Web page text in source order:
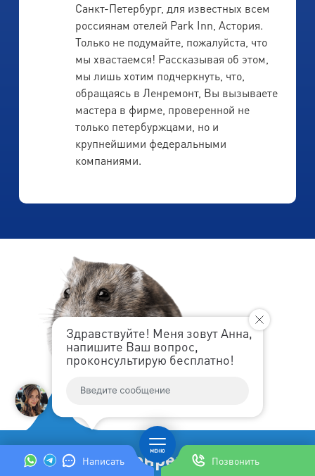
Написать Позвонить
Здравствуйте! Меня зовут Анна,
напишите Ваш вопрос,
проконсультирую бесплатно!
Санкт-Петербург, для известных всем
россиянам отелей Park Inn, Астория.
Только не подумайте, пожалуйста, что
мы хвастаемся! Рассказывая об этом,
мы лишь хотим подчеркнуть, что,
обращаясь в Ленремонт, Вы вызываете
мастера в фирме, проверенной не
только петербуржцами, но и
крупнейшими федеральными
компаниями.
Впервые! Ленремонт дарит